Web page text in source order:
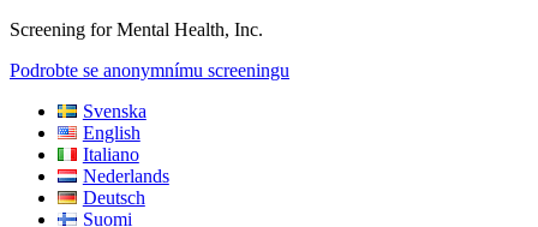
Screening for Mental Health, Inc.
Podrobte se anonymnímu screeningu
Svenska
English
Italiano
Nederlands
Deutsch
Suomi